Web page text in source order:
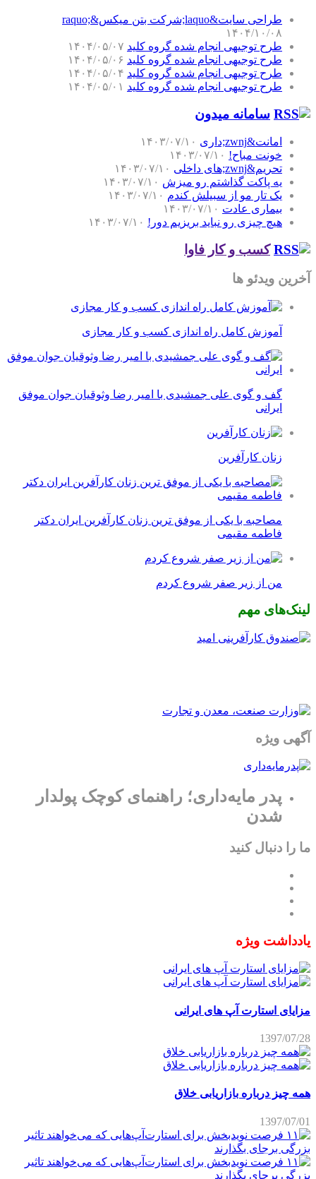
طراحی سایت&laquo;شرکت بتن میکس&raquo;
۱۴۰۴/۱۰/۰۸
طرح توجیهی انجام شده گروه کلید ۱۴۰۴/۰۵/۰۷
طرح توجیهی انجام شده گروه کلید ۱۴۰۴/۰۵/۰۶
طرح توجیهی انجام شده گروه کلید ۱۴۰۴/۰۵/۰۴
طرح توجیهی انجام شده گروه کلید ۱۴۰۴/۰۵/۰۱
سامانه میدون
امانت&zwnj;داری
۱۴۰۳/۰۷/۱۰
خونت مباح! ۱۴۰۳/۰۷/۱۰
تحریم&zwnj;های داخلی
۱۴۰۳/۰۷/۱۰
یه پاکت گذاشتم رو میزش ۱۴۰۳/۰۷/۱۰
یک تار مو از سبیلش کندم ۱۴۰۳/۰۷/۱۰
بیماری عادت ۱۴۰۳/۰۷/۱۰
هیچ چیزی رو نباید بریزیم دور! ۱۴۰۳/۰۷/۱۰
کسب و کار فاوا
آخرین ویدئو ها
آموزش کامل راه اندازی کسب و کار مجازی
گف و گوی علی جمشیدی با امیر رضا وثوقیان جوان موفق
ایرانی
زنان کارآفرین
مصاحبه با یکی از موفق ترین زنان کارآفرین ایران دکتر
فاطمه مقیمی
من از زیر صفر شروع کردم
لینک‌های مهم
آگهی ویژه
پدر مایه‌داری؛ راهنمای کوچک پولدار
شدن
ما را دنبال کنید
یادداشت ویژه
مزایای استارت آپ های ایرانی
1397/07/28
همه چیز درباره بازاریابی خلاق
1397/07/01